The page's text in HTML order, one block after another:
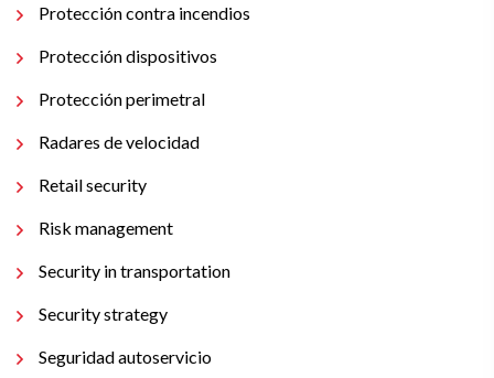
Protección contra incendios
Protección dispositivos
Protección perimetral
Radares de velocidad
Retail security
Risk management
Security in transportation
Security strategy
Seguridad autoservicio